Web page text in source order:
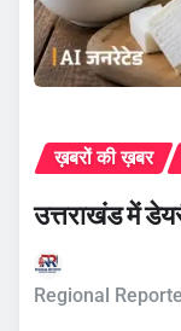
ख़बरों की ख़बर
उत्तराखंड में
Regional